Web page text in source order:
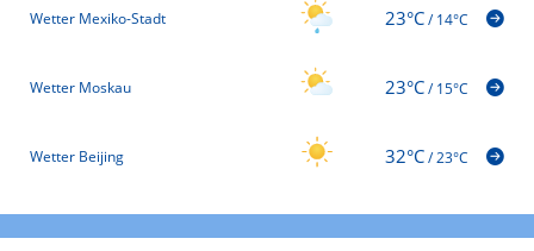
Wetter Mexiko-Stadt 23°C/14°C
Wetter Moskau 23°C/15°C
Wetter Beijing 32°C/23°C